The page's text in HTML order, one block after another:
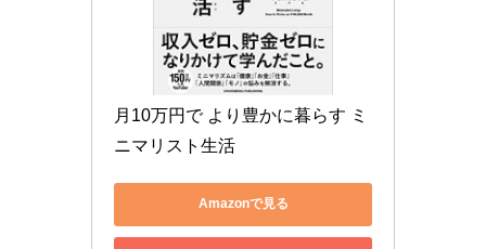
月10万円で より豊かに暮らす ミ
ニマリスト生活
Amazonで見る